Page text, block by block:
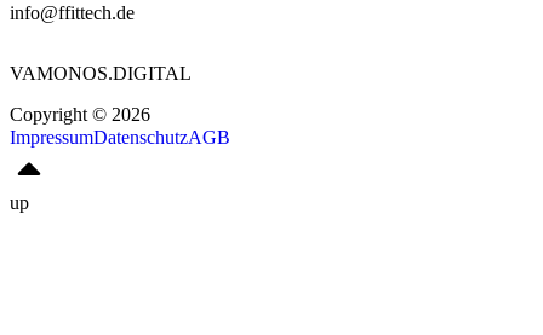
info@ffittech.de
VAMONOS.DIGITAL
Copyright © 2026
ImpressumDatenschutzAGB
up